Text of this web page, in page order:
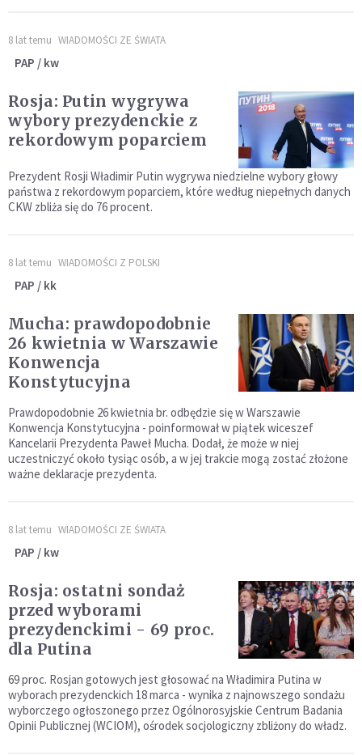
8 lat temu WIADOMOŚCI ZE ŚWIATA
PAP / kw
Rosja: Putin wygrywa
wybory prezydenckie z
rekordowym poparciem
Prezydent Rosji Władimir Putin wygrywa niedzielne wybory głowy
państwa z rekordowym poparciem, które według niepełnych danych
CKW zbliża się do 76 procent.
8 lat temu WIADOMOŚCI Z POLSKI
PAP / kk
Mucha: prawdopodobnie
26 kwietnia w Warszawie
Konwencja
Konstytucyjna
Prawdopodobnie 26 kwietnia br. odbędzie się w Warszawie
Konwencja Konstytucyjna - poinformował w piątek wiceszef
Kancelarii Prezydenta Paweł Mucha. Dodał, że może w niej
uczestniczyć około tysiąc osób, a w jej trakcie mogą zostać złożone
ważne deklaracje prezydenta.
8 lat temu WIADOMOŚCI ZE ŚWIATA
PAP / kw
Rosja: ostatni sondaż
przed wyborami
prezydenckimi - 69 proc.
dla Putina
69 proc. Rosjan gotowych jest głosować na Władimira Putina w
wyborach prezydenckich 18 marca - wynika z najnowszego sondażu
wyborczego ogłoszonego przez Ogólnorosyjskie Centrum Badania
Opinii Publicznej (WCIOM), ośrodek socjologiczny zbliżony do władz.